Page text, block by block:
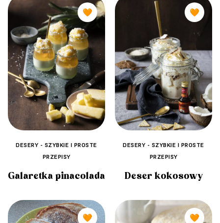
🧡
DESERY - SZYBKIE I PROSTE
PRZEPISY
Galaretka pinacolada
🧡
DESERY - SZYBKIE I PROSTE
PRZEPISY
Deser kokosowy
🧡 🧡